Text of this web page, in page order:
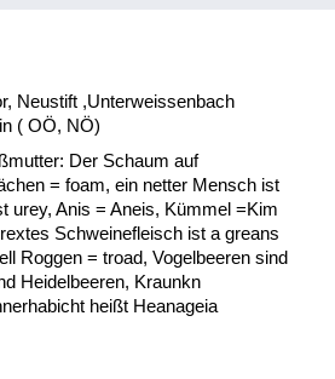
Neustift ,Unterweissenbach
( OÖ, NÖ)
Der Schaum auf
= foam, ein netter Mensch ist
urey, Anis = Aneis, Kümmel =Kim
Schweinefleisch ist a greans
Roggen = troad, Vogelbeeren sind
Heidelbeeren, Kraunkn
heißt Heanageia